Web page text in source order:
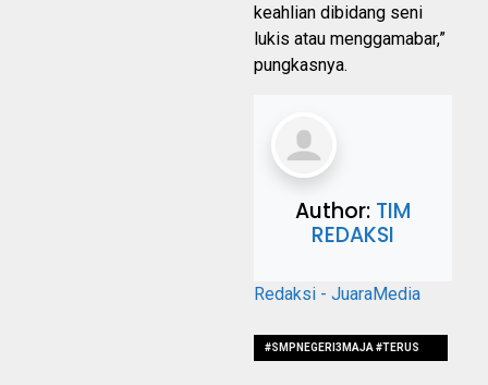
keahlian dibidang seni
lukis atau menggamabar,”
pungkasnya.
Author: TIM
REDAKSI
Redaksi - JuaraMedia
#SMPNEGERI3MAJA #TERUS